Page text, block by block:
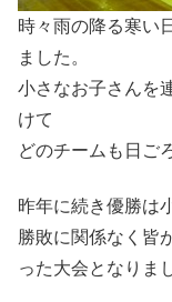
時々雨の降る寒い
ました。
小さなお子さんを
けて
どのチームも日ご
昨年に続き優勝は
勝敗に関係なく皆
った大会となりま